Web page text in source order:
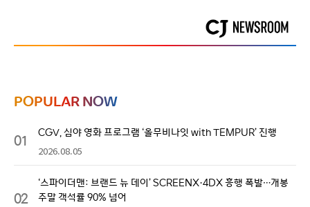
POPULAR NOW
01 CGV, 심야 영화 프로그램 ‘올무비나잇 with TEMPUR’ 진행
2026.08.05
02
‘스파이더맨: 브랜드 뉴 데이’ SCREENX·4DX 흥행 폭발…개봉
주말 객석률 90% 넘어